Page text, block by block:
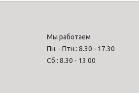
Мы работаем
Пн. - Птн.: 8.30 - 17.30
Сб.: 8.30 - 13.00